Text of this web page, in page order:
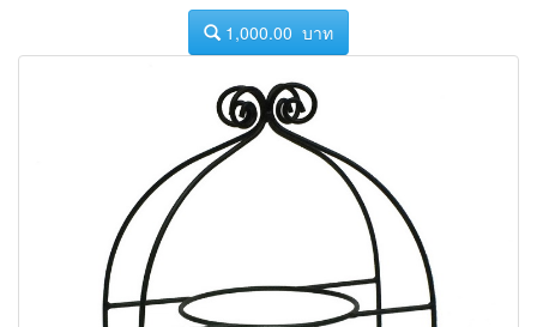
1,000.00 บาท